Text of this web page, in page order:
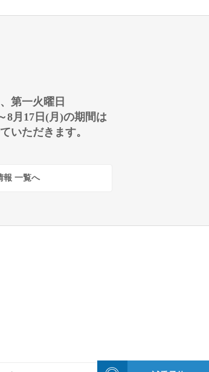
第一火曜日
8月17日(月)の期間は
いただきます。
報 一覧へ